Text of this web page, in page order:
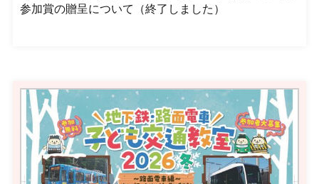
参加賞の贈呈について（終了しました）